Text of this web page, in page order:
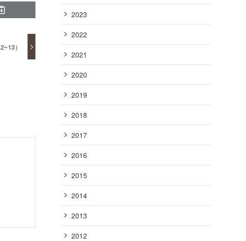
）
2023
2022
2021
2020
2019
2018
2017
2016
2015
2014
2013
2012